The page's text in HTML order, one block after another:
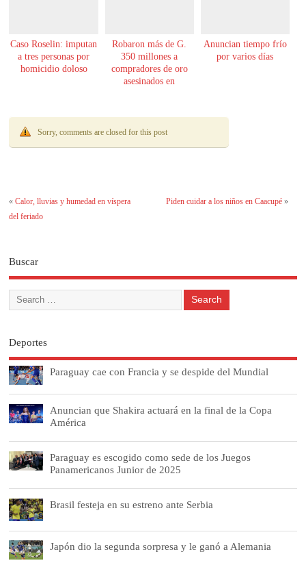
Caso Roselin: imputan
a tres personas por
homicidio doloso
Robaron más de G.
350 millones a
compradores de oro
asesinados en
Anuncian tiempo frío
por varios días
Sorry, comments are closed for this post
«Calor, lluvias y humedad en víspera
del feriado
Piden cuidar a los niños en Caacupé»
Buscar
Deportes
Paraguay cae con Francia y se despide del Mundial
Anuncian que Shakira actuará en la final de la Copa
América
Paraguay es escogido como sede de los Juegos
Panamericanos Junior de 2025
Brasil festeja en su estreno ante Serbia
Japón dio la segunda sorpresa y le ganó a Alemania